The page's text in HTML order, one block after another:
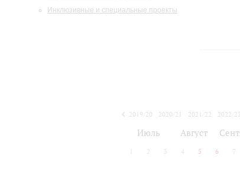
Инклюзивные и специальные проекты
2019/20 2020/21 2021/22 2022/23
Июль Август
2 3 4 5 6 7